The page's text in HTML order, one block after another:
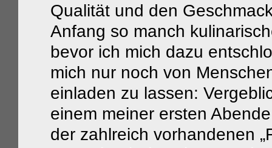
Qualität und den
Anfang so manch
bevor ich mich dazu
mich nur noch von
einladen zu lassen:
einem meiner ersten
der zahlreich vorhandenen